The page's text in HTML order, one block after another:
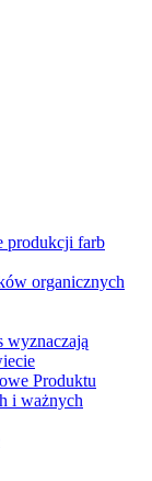
produkcji farb
organicznych
wyznaczają
Produktu
i ważnych